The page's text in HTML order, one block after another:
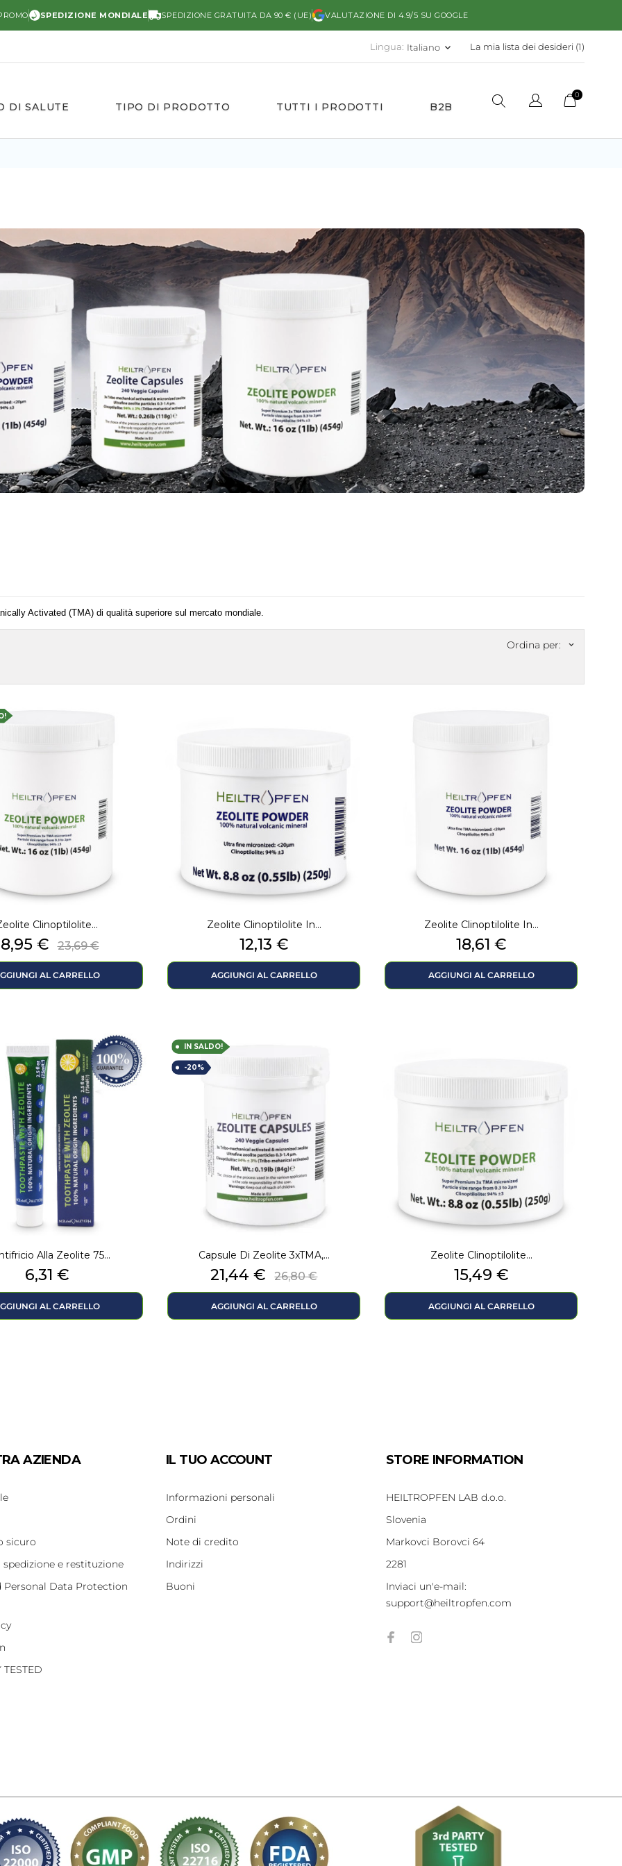
SPEDIZIONE MONDIALE SPEDIZIONE GRATUITA DA 90 € (UE) VALUTAZIONE DI 4.9/5 SU GOOGLE
Lingua: Italiano keyboard_arrow_down La mia lista dei desideri (1)
DI SALUTE TIPO DI PRODOTTO TUTTI I PRODOTTI B2B
0
Activated (TMA)di qualità superiore sul mercato mondiale.
Ordina per: keyboard_arrow_down
Clinoptilolite...
€ Prezzo
base
23,69 €
AL CARRELLO
Zeolite Clinoptilolite In...
Prezzo
12,13 €
AGGIUNGI AL CARRELLO
Zeolite Clinoptilolite In...
Prezzo
18,61 €
AGGIUNGI AL CARRELLO
Alla Zeolite 75...
Prezzo
6,31 €
AL CARRELLO
Capsule Di Zeolite 3xTMA,...
Prezzo
21,44 € Prezzo
base
26,80 €
AGGIUNGI AL CARRELLO
IN SALDO!
-20%
Zeolite Clinoptilolite...
Prezzo
15,49 €
AGGIUNGI AL CARRELLO
AZIENDA
sicuro
e restituzione
Personal Data Protection
TESTED
IL TUO ACCOUNT
Informazioni personali
Ordini
Note di credito
Indirizzi
Buoni
STORE INFORMATION
HEILTROPFEN LAB d.o.o.
Slovenia
Markovci Borovci 64
2281
Inviaci un'e-mail:
support@heiltropfen.com